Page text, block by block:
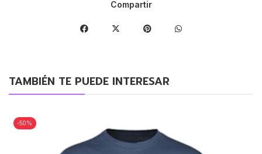
Compartir
TAMBIÉN TE PUEDE INTERESAR
-50%